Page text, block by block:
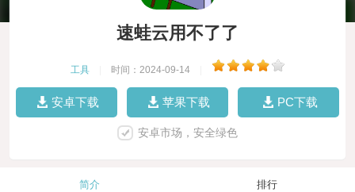
速蛙云用不了了
工具 时间：2024-09-14
安卓下载 苹果下载 PC下载
安卓市场，安全绿色
简介 排行